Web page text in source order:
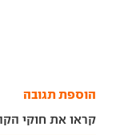
הוספת תגובה
קראו את חוקי